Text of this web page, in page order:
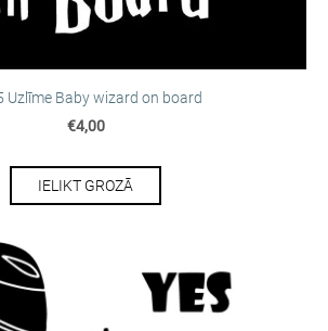
Uzlīme Baby wizard on board
€4,00
IELIKT GROZĀ